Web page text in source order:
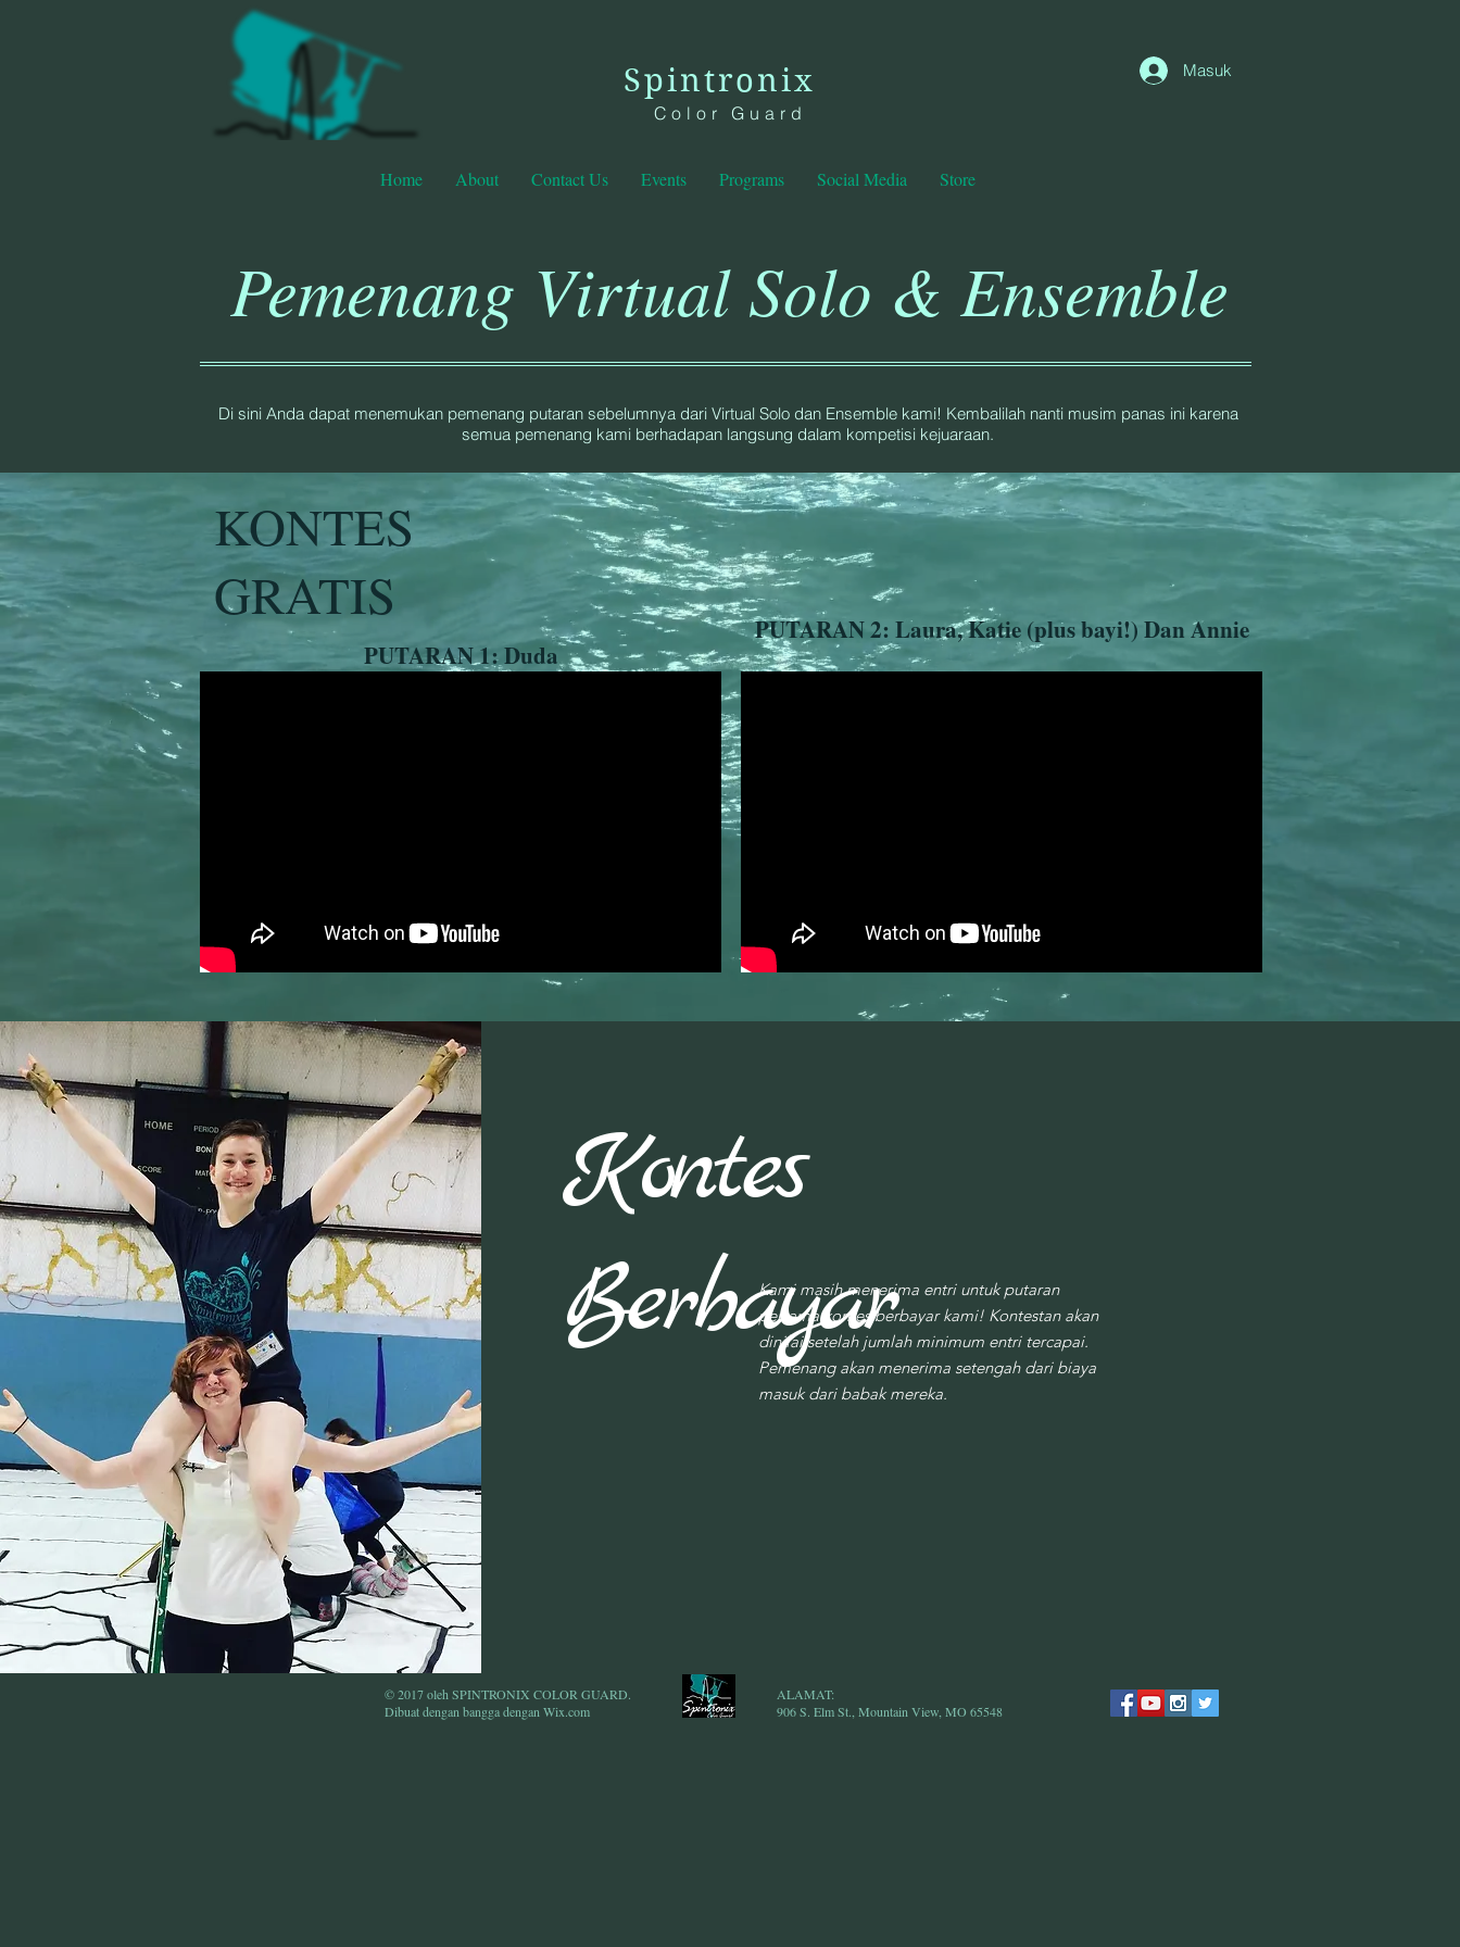
Spintronix
Color Guard
Masuk
Home About Contact Us Events Programs Social Media Store
Pemenang Virtual Solo & Ensemble
Di sini Anda dapat menemukan pemenang putaran sebelumnya dari Virtual Solo dan Ensemble kami! Kembalilah nanti musim panas ini karena
semua pemenang kami berhadapan langsung dalam kompetisi kejuaraan.
KONTES
GRATIS
PUTARAN 1: Duda
PUTARAN 2: Laura, Katie (plus bayi!) Dan Annie
Kami masih menerima entri untuk putaran
pertama kontes berbayar kami! Kontestan akan
dinilai setelah jumlah minimum entri tercapai.
Pemenang akan menerima setengah dari biaya
masuk dari babak mereka.
Kontes
Berbayar
© 2017 oleh SPINTRONIX COLOR GUARD.
Dibuat dengan bangga dengan Wix.com
ALAMAT:
906 S. Elm St., Mountain View, MO 65548